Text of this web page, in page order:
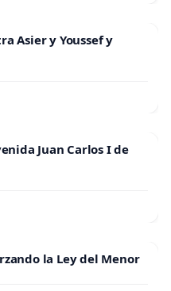
Asier y Youssef y
Juan Carlos I de
la Ley del Menor